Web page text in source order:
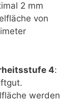
2 mm
von
4:
werden